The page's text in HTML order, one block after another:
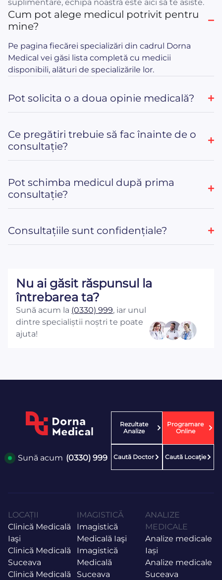
suplimentare, echipa noastră este aici să te asiste.
Cum pot alege medicul potrivit pentru
mine?
Pe pagina fiecărei specializări din cadrul Dorna
Medical vei găsi lista completă cu medicii
disponibili, alături de specializările lor.
Pot solicita o a doua opinie medicală?
Ce pregătiri trebuie să fac înainte de o
consultație?
Pot schimba medicul după prima
consultație?
Consultațiile sunt confidențiale?
Nu ai găsit răspunsul la
întrebarea ta?
Sună acum la (0330) 999, iar unul
dintre specialiștii noștri te poate
ajuta!
Sună acum (0330) 999
Rezultate
Analize
Programare
Online
Caută Doctor Caută Locaţie
LOCAȚII
Clinică Medicală
Iaşi
Clinică Medicală
Suceava
Clinică Medicală
IMAGISTICĂ
Imagistică
Medicală Iaşi
Imagistică
Medicală
Suceava
ANALIZE
MEDICALE
Analize medicale
Iași
Analize medicale
Suceava